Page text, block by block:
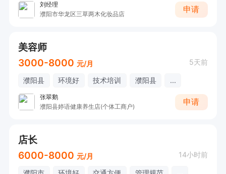
刘经理
濮阳市华龙区三草两木化妆品店
申请
美容师
3000-8000 元/月 5天前
濮阳县 环境好 技术培训 濮阳县 ...
张翠鹅
濮阳县婷语健康养生店(个体工商户)
申请
店长
6000-8000 元/月 14小时前